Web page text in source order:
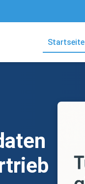
Startseite